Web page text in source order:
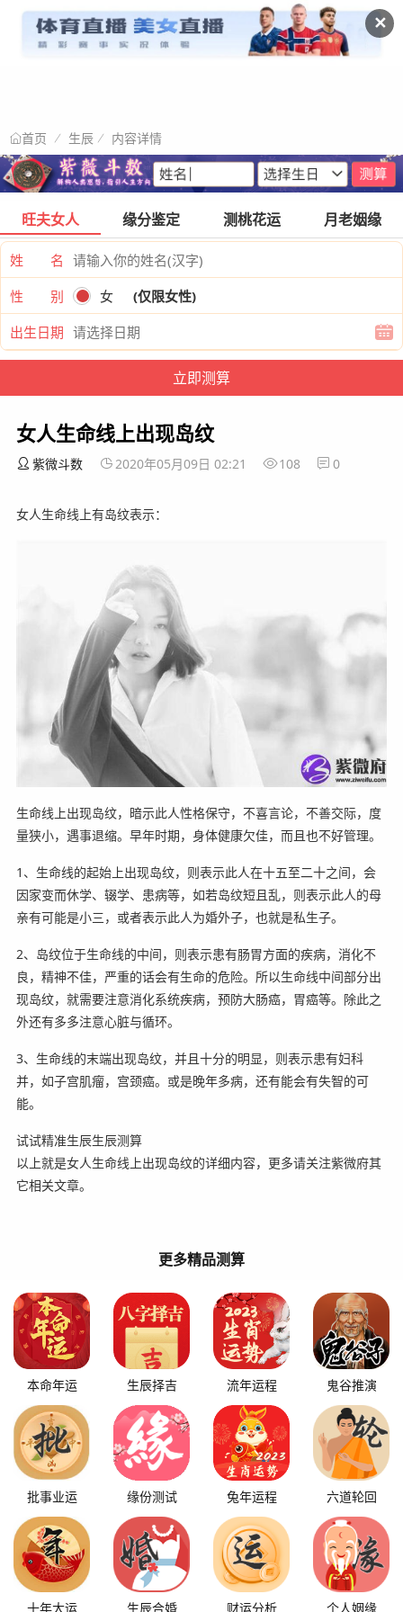
✕
首页 生辰 内容详情
旺夫女人 缘分鉴定 测桃花运 月老姻缘
姓 名
性 别
女
(仅限女性)
出生日期
女人生命线上出现岛纹
紫微斗数 2020年05月09日 02:21 108 0
女人生命线上有岛纹表示：
生命线上出现岛纹，暗示此人性格保守，不喜言论，不善交际，度
量狭小，遇事退缩。早年时期，身体健康欠佳，而且也不好管理。
1、生命线的起始上出现岛纹，则表示此人在十五至二十之间，会
因家变而休学、辍学、患病等，如若岛纹短且乱，则表示此人的母
亲有可能是小三，或者表示此人为婚外子，也就是私生子。
2、岛纹位于生命线的中间，则表示患有肠胃方面的疾病，消化不
良，精神不佳，严重的话会有生命的危险。所以生命线中间部分出
现岛纹，就需要注意消化系统疾病，预防大肠癌，胃癌等。除此之
外还有多多注意心脏与循环。
3、生命线的末端出现岛纹，并且十分的明显，则表示患有妇科
并，如子宫肌瘤，宫颈癌。或是晚年多病，还有能会有失智的可
能。
试试精准生辰生辰测算
以上就是女人生命线上出现岛纹的详细内容，更多请关注紫微府其
它相关文章。
更多精品测算
本命年运 生辰择吉 流年运程 鬼谷推演
批事业运 缘份测试 兔年运程 六道轮回
十年大运 生辰合婚 财运分析 个人姻缘